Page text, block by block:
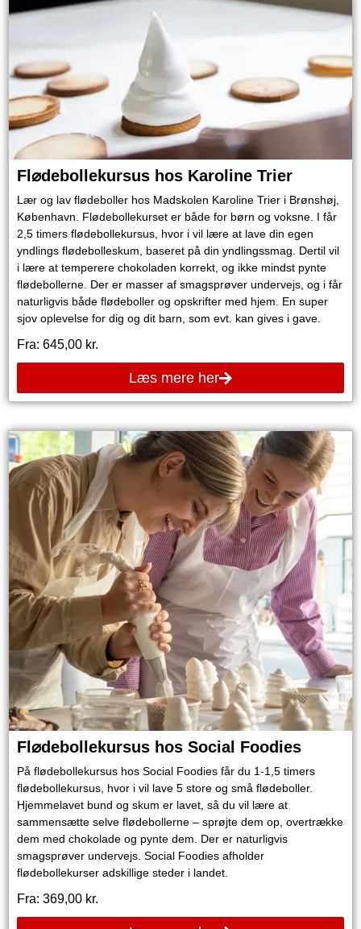
Fl⌀debollekursus hos Karoline Trier
Lær og lav flødeboller hos Madskolen Karoline Trier i Brønshøj,
København. Flødebollekurset er både for børn og voksne. I får
2,5 timers flødebollekursus, hvor i vil lære at lave din egen
yndlings flødebolleskum, baseret på din yndlingssmag. Dertil vil
i lære at temperere chokoladen korrekt, og ikke mindst pynte
flødebollerne. Der er masser af smagsprøver undervejs, og i får
naturligvis både flødeboller og opskrifter med hjem. En super
sjov oplevelse for dig og dit barn, som evt. kan gives i gave.
Fra: 645,00 kr.
Læs mere her
Fl⌀debollekursus hos Social Foodies
På flødebollekursus hos Social Foodies får du 1-1,5 timers
flødebollekursus, hvor i vil lave 5 store og små flødeboller.
Hjemmelavet bund og skum er lavet, så du vil lære at
sammensætte selve flødebollerne – sprøjte dem op, overtrække
dem med chokolade og pynte dem. Der er naturligvis
smagsprøver undervejs. Social Foodies afholder
flødebollekurser adskillige steder i landet.
Fra: 369,00 kr.